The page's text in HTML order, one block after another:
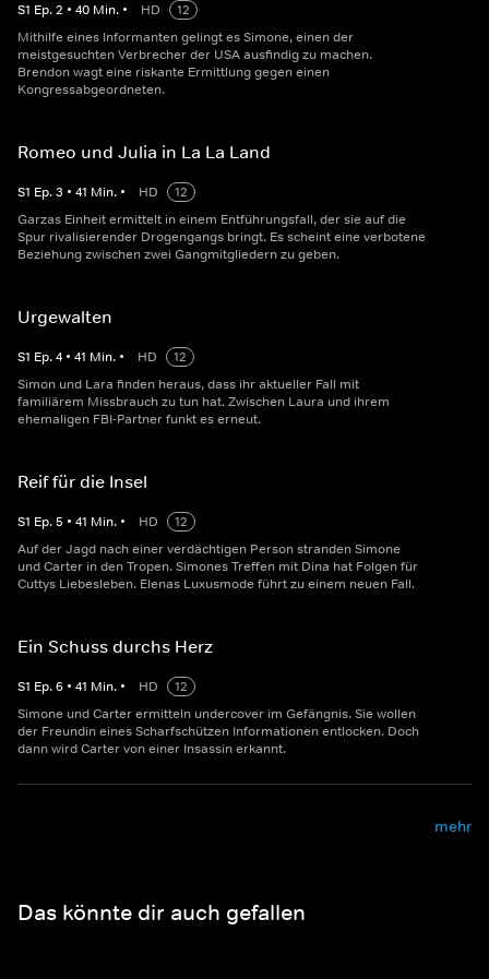
S1 Ep.2 • 40 Min. • HD
12
Mithilfe eines Informanten gelingt es Simone, einen der
meistgesuchten Verbrecher der USA ausfindig zu machen.
Brendon wagt eine riskante Ermittlung gegen einen
Kongressabgeordneten.
Romeo und Julia in La La Land
S1 Ep.3 • 41 Min. • HD
12
Garzas Einheit ermittelt in einem Entführungsfall, der sie auf die
Spur rivalisierender Drogengangs bringt. Es scheint eine verbotene
Beziehung zwischen zwei Gangmitgliedern zu geben.
Urgewalten
S1 Ep.4 • 41 Min. • HD
12
Simon und Lara finden heraus, dass ihr aktueller Fall mit
familiärem Missbrauch zu tun hat. Zwischen Laura und ihrem
ehemaligen FBI-Partner funkt es erneut.
Reif für die Insel
S1 Ep.5 • 41 Min. • HD
12
Auf der Jagd nach einer verdächtigen Person stranden Simone
und Carter in den Tropen. Simones Treffen mit Dina hat Folgen für
Cuttys Liebesleben. Elenas Luxusmode führt zu einem neuen Fall.
Ein Schuss durchs Herz
S1 Ep.6 • 41 Min. • HD
12
Simone und Carter ermitteln undercover im Gefängnis. Sie wollen
der Freundin eines Scharfschützen Informationen entlocken. Doch
dann wird Carter von einer Insassin erkannt.
mehr
Das könnte dir auch gefallen